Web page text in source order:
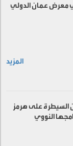
معرض عمان الدولي
المزيد
السيطرة على هرمز
النووي